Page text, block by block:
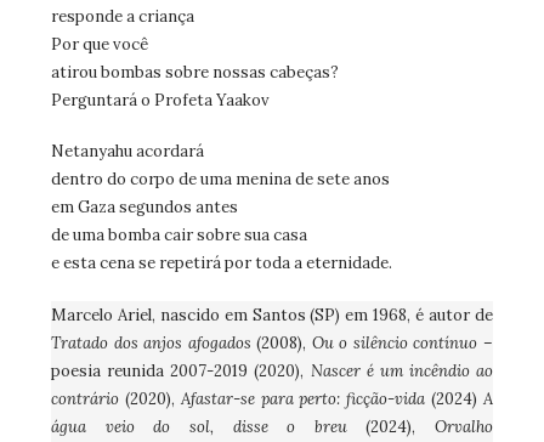
responde a criança
Por que você
atirou bombas sobre nossas cabeças?
Perguntará o Profeta Yaakov
Netanyahu acordará
dentro do corpo de uma menina de sete anos
em Gaza segundos antes
de uma bomba cair sobre sua casa
e esta cena se repetirá por toda a eternidade.
Marcelo Ariel, nascido em Santos (SP) em 1968, é autor de
Tratado dos anjos afogados (2008), Ou o silêncio contínuo –
poesia reunida 2007-2019 (2020), Nascer é um incêndio ao
contrário (2020), Afastar-se para perto: ficção-vida (2024)A
água veio do sol, disse o breu(2024), Orvalho